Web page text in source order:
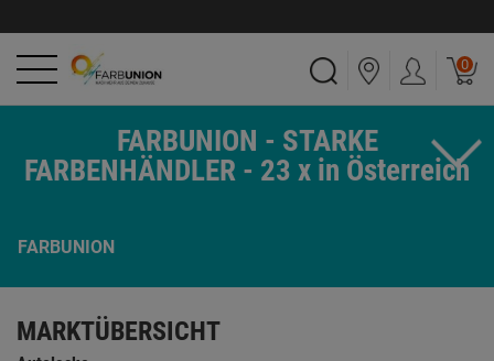
0
FARBUNION - STARKE
FARBENHÄNDLER - 23 x in Österreich
FARBUNION
MARKTÜBERSICHT